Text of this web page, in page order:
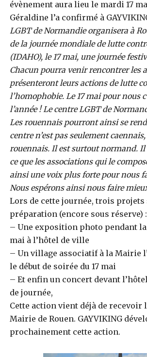
évènement aura lieu le mardi 17
Géraldine l’a confirmé à
LGBT de Normandie organisera à
de la journée mondiale de lutte
(IDAHO), le 17 mai, une journée
Chacun pourra venir rencontrer les
présenteront leurs actions de lutte
l’homophobie. Le 17 mai pour nous
l’année ! Le centre LGBT de
Les rouennais pourront ainsi se
centre n’est pas seulement
rouennais. Il est surtout normand. Il
ce que les associations qui le
ainsi une voix plus forte pour nous
Nous espérons ainsi nous faire
Lors de cette journée, trois projets
préparation (encore sous réserve) :
– Une exposition photo pendant la
mai à l’hôtel de ville
– Un village associatif à la Mairie
le début de soirée du 17 mai
– Et enfin un concert devant
de journée,
Cette action vient déjà de recevoir
Mairie de Rouen. GAYVIKING
prochainement cette action.